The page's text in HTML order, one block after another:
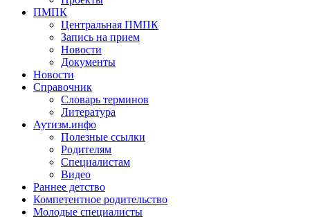
ПМПК
Центральная ПМПК
Запись на прием
Новости
Документы
Новости
Справочник
Словарь терминов
Литература
Аутизм.инфо
Полезные ссылки
Родителям
Специалистам
Видео
Раннее детство
Компетентное родительство
Молодые специалисты